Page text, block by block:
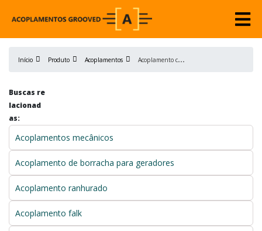
Início Produto Acoplamentos A
coplamento cruzeta
Buscas re
lacionad
as:
Acoplamentos mecânicos
Acoplamento de borracha para geradores
Acoplamento ranhurado
Acoplamento falk